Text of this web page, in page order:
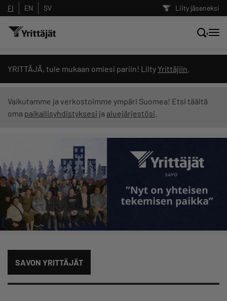
Liity jäseneksi
FI EN SV
YRITTÄJÄ, tule mukaan omiesi pariin! Liity Yrittäjiin
Vaikutamme ja verkostoimme ympäri Suomea! Etsi täältä
oma paikallisyhdistyksesi ja aluejärjestösi
SAVON YRITTÄJÄT
Hae sivustolta tai kysy suoraan
Yrittäjien tekoälyltä
Suodata hakutuloksia: näytä kaikki sisältö